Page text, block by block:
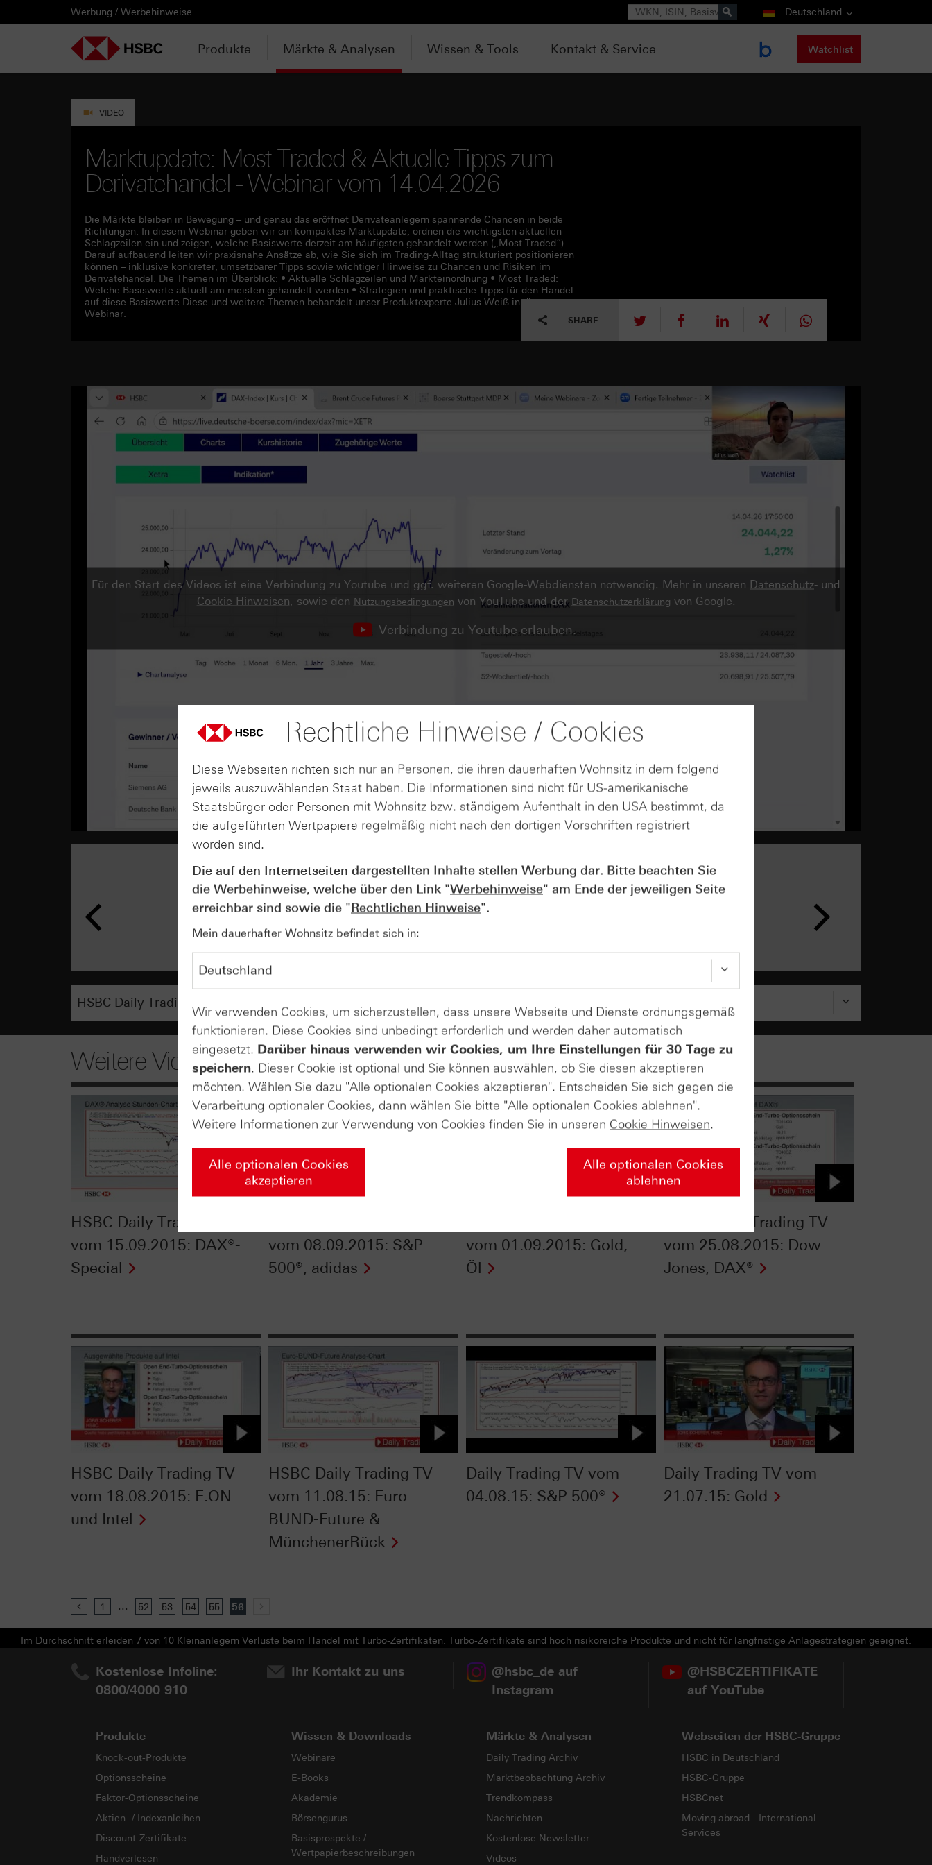
PRODUKTE
HEBELPRODUKTE
MÄRKTE & ANALYSEN
WISSEN & TOOLS
KONTAKT & SERVICE
DOWNLOADCENTER
LÄNDERAUSWAHL
Deutschland
AUSGEWÄHLTE SEITEN
HEBELPRODUKTE
Knock-out-Produkte
Weitere Hebelprodukte
Ausgestoppte Produkte
Intraday-Emissionen
ANLAGEPRODUKTE
Aktien- / Indexanleihen
Discount-Zertifikate
Express-Zertifikate
AKTUELLES
Neuemissionen
Trading-Aktionen
Intraday-Emissionen
ANALYSEN
Daily Trading
Trendkompass
Newsletter-Abonnement
VIDEOS
ntv-Zertifikate mit HSBC
Zertifikate Aktuell mit HSBC
WATCHLIST
Login / Zur Watchlist
WEBINARE
Webinartermine
WISSEN
kostenlose eBooks
Aktien- / Indexanleihen Rechner
Open End Knock-out-Produkte
KONTAKT
Kontaktformular
SERVICE
Wir über uns
DOWNLOADCENTER
Basisprospekte /
Wertpapierbeschreibungen
Unvollständige
Werbung / Werbehinweise Suche Deutschland
Produkte Märkte & Analysen Wissen & Tools Kontakt & Service Watchlist
VIDEO
Marktupdate: Most Traded & Aktuelle Tipps zum
Derivatehandel - Webinar vom 14.04.2026
Die Märkte bleiben in Bewegung – und genau das eröffnet Derivateanlegern spannende Chancen in beide
Richtungen. In diesem Webinar geben wir ein kompaktes Marktupdate, ordnen die wichtigsten aktuellen
Schlagzeilen ein und zeigen, welche Basiswerte derzeit am häufigsten gehandelt werden („Most Traded“).
Darauf aufbauend leiten wir praxisnahe Ansätze ab, wie Sie sich im Trading-Alltag strukturiert positionieren
können – inklusive konkreter, umsetzbarer Tipps sowie wichtiger Hinweise zu Chancen und Risiken im
Derivatehandel. Die Themen im Überblick: • Aktuelle Schlagzeilen und Markteinordnung • Most Traded:
Welche Basiswerte aktuell am meisten gehandelt werden • Strategien und praktische Tipps für den Handel
auf diese Basiswerte Diese und weitere Themen behandelt unser Produktexperte Julius Weiß in diesem
Webinar.
SHARE tweet mitteilen
Für den Start des Videos ist eine Verbindung zu Youtube und ggf. weiteren Google-Webdiensten notwendig. Mehr in unseren Datenschutz- und
Cookie-Hinweisen, sowie den Nutzungsbedingungen von YouTube und der Datenschutzerklärung von Google.
Verbindung zu Youtube erlauben.
AUGUST
07
Wie lange bleibt der DAX® in
Rekordlaune? - ntv Zertifikate
Weitere Videos
HSBC Daily Trading TV
vom 15.09.2015: DAX®-
Special
vom 08.09.2015: S&P
500®, adidas
vom 01.09.2015: Gold,
Öl
HSBC Daily Trading TV
vom 25.08.2015: Dow
Jones, DAX®
HSBC Daily Trading TV
vom 18.08.2015: E.ON
und Intel
HSBC Daily Trading TV
vom 11.08.15: Euro-
BUND-Future &
MünchenerRück
Daily Trading TV vom
04.08.15: S&P 500®
Daily Trading TV vom
21.07.15: Gold
Previous
1 ... 52 53 54 55 56
Im Durchschnitt erleiden 7 von 10 Kleinanlegern Verluste beim Handel mit Turbo-Zertifikaten. Turbo-Zertifikate sind hoch risikoreiche Produkte und nicht für langfristige Anlagestrategien geeignet.
Kostenlose Infoline:
0800/4000 910
Ihr Kontakt zu uns
@hsbc_de auf
Instagram
@HSBCZERTIFIKATE
auf YouTube
Produkte
Knock-out-Produkte
Optionsscheine
Faktor-Optionsscheine
Aktien- / Indexanleihen
Discount-Zertifikate
Handverlesen
Wissen & Downloads
Webinare
E-Books
Akademie
Börsengurus
Basisprospekte /
Wertpapierbeschreibungen
Märkte & Analysen
Daily Trading Archiv
Marktbeobachtung Archiv
Trendkompass
Nachrichten
Kostenlose Newsletter
Videos
Webseiten der HSBC-Gruppe
HSBC in Deutschland
HSBC-Gruppe
HSBCnet
Moving abroad - International
Services
Rechtliche Hinweise / Cookies
Diese Webseiten richten sich nur an Personen, die ihren dauerhaften Wohnsitz in dem folgend
jeweils auszuwählenden Staat haben. Die Informationen sind nicht für US-amerikanische
Staatsbürger oder Personen mit Wohnsitz bzw. ständigem Aufenthalt in den USA bestimmt, da
die aufgeführten Wertpapiere regelmäßig nicht nach den dortigen Vorschriften registriert
worden sind.
Die auf den Internetseiten dargestellten Inhalte stellen Werbung dar. Bitte beachten Sie
die Werbehinweise, welche über den Link "Werbehinweise" am Ende der jeweiligen Seite
erreichbar sind sowie die "Rechtlichen Hinweise".
Mein dauerhafter Wohnsitz befindet sich in:
Wir verwenden Cookies, um sicherzustellen, dass unsere Webseite und Dienste ordnungsgemäß
funktionieren. Diese Cookies sind unbedingt erforderlich und werden daher automatisch
eingesetzt. Darüber hinaus verwenden wir Cookies, um Ihre Einstellungen für 30 Tage zu
speichern. Dieser Cookie ist optional und Sie können auswählen, ob Sie diesen akzeptieren
möchten. Wählen Sie dazu "Alle optionalen Cookies akzeptieren". Entscheiden Sie sich gegen die
Verarbeitung optionaler Cookies, dann wählen Sie bitte "Alle optionalen Cookies ablehnen".
Weitere Informationen zur Verwendung von Cookies finden Sie in unseren Cookie Hinweisen.
Alle optionalen Cookies
akzeptieren
Alle optionalen Cookies
ablehnen